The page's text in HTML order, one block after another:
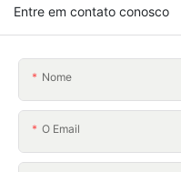
Entre em contato conosco
Nome
O Email